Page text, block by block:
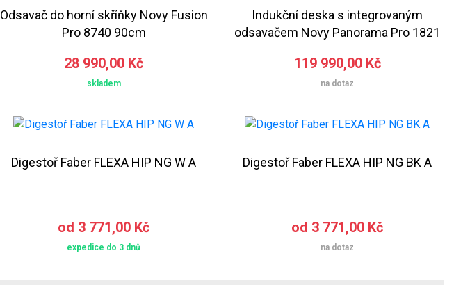
Odsavač do horní skříňky Novy Fusion
Pro 8740 90cm
28 990,00 Kč
skladem
Indukční deska s integrovaným
odsavačem Novy Panorama Pro 1821
119 990,00 Kč
na dotaz
Digestoř Faber FLEXA HIP NG W A
od 3 771,00 Kč
expedice do 3 dnů
Digestoř Faber FLEXA HIP NG BK A
od 3 771,00 Kč
na dotaz